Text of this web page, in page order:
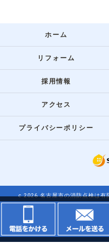
ホーム
リフォーム
採用情報
アクセス
プライバシーポリシー
c 2026 名古屋市の消防点検は有